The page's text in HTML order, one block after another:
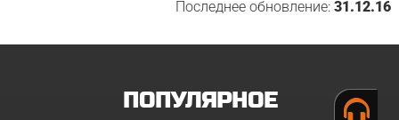
Последнее обновление:31.12.16
ПОПУЛЯРНОЕ